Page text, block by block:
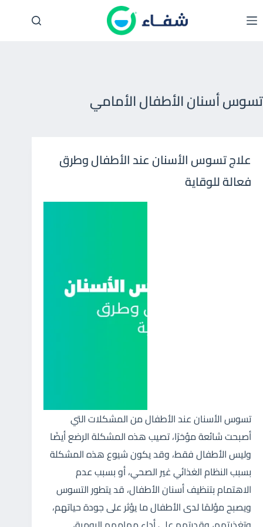
إلى
تسوس أسنان الأطفال الأمامي
علاج تسوس الأسنان عند الأطفال وطرق
فعالة للوقاية
تسوس الأسنان عند الأطفال من المشكلات التي
أصبحت شائعة مؤخرًا، تصيب هذه المشكلة الرضع أيضًا
وليس الأطفال فقط، وقد يكون شيوع هذه المشكلة
بسبب النظام الغذائي غير الصحي، أو بسبب عدم
الاهتمام بتنظيف أسنان الأطفال، قد يتطور التسوس
ويصبح مؤلمًا لدى الأطفال ما يؤثر على جودة حياتهم،